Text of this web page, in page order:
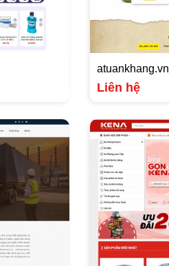
atuankhang.vn
Liên hệ